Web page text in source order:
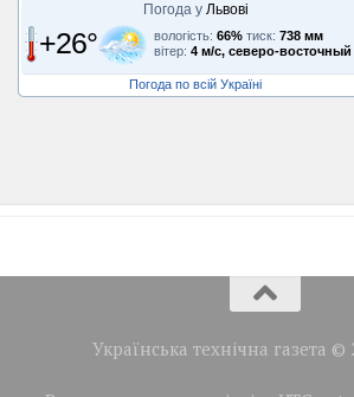
Погода у Львові
+26° вологість: 66% тиск: 738 мм
вітер: 4 м/с, северо-восточный
Погода по всій Україні
Українська технічна газета ©